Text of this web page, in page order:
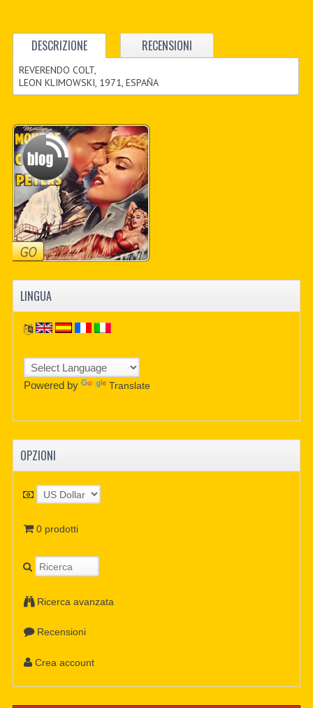
DESCRIZIONE RECENSIONI
REVERENDO COLT,
LEON KLIMOWSKI, 1971, ESPAÑA
LINGUA
Powered by Translate
OPZIONI
0 prodotti
Ricerca avanzata
Recensioni
Crea account